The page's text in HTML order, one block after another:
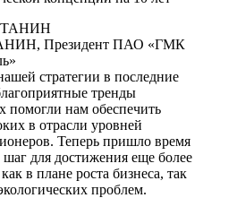
Президент ПАО «ГМК
стратегии в последние
тренды
помогли нам обеспечить
в отрасли уровней
Теперь пришло время
для достижения еще более
в плане роста бизнеса, так
проблем.